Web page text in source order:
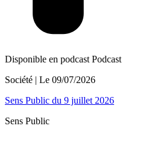
Disponible en podcast Podcast
Société | Le 09/07/2026
Sens Public du 9 juillet 2026
Sens Public